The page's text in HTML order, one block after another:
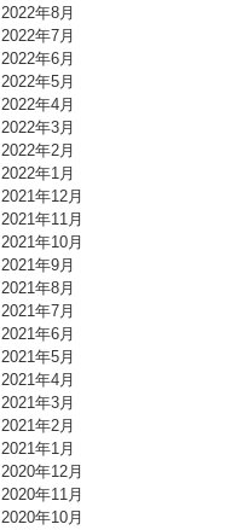
2022年8月
2022年7月
2022年6月
2022年5月
2022年4月
2022年3月
2022年2月
2022年1月
2021年12月
2021年11月
2021年10月
2021年9月
2021年8月
2021年7月
2021年6月
2021年5月
2021年4月
2021年3月
2021年2月
2021年1月
2020年12月
2020年11月
2020年10月